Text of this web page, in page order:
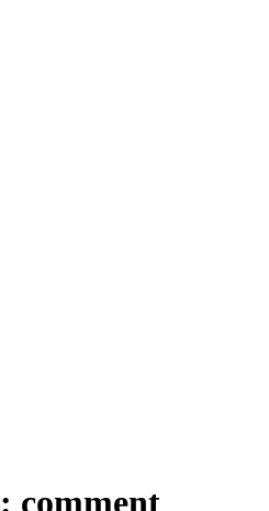
comment